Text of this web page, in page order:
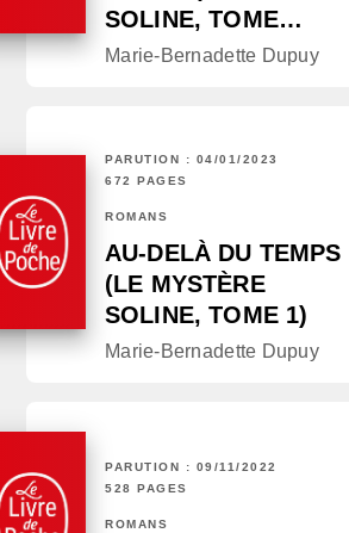
SOLINE, TOME…
Marie-Bernadette Dupuy
PARUTION : 04/01/2023
672 PAGES
ROMANS
AU-DELÀ DU TEMPS
(LE MYSTÈRE
SOLINE, TOME 1)
Marie-Bernadette Dupuy
PARUTION : 09/11/2022
528 PAGES
ROMANS